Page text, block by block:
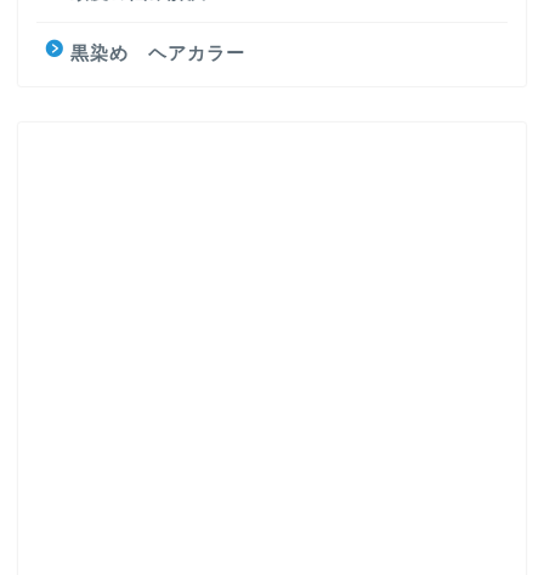
黒染め ヘアカラー